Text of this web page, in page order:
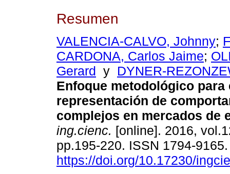
Resumen
VALENCIA-CALVO, Johnny;
CARDONA, Carlos Jaime;
Gerard y DYNER-
Enfoque metodológico para
representación de
complejos en mercados de
ing.cienc. [online]. 2016,
pp.195-220. ISSN 1794-
https://doi.org/10.17230/